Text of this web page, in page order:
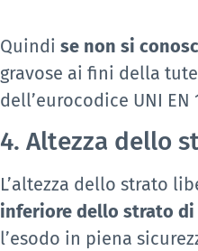
Quindi se non si
gravose ai fini della
dell’eurocodice UNI EN
4. Altezza dello
L’altezza dello strato
inferiore dello strato di
l’esodo in piena